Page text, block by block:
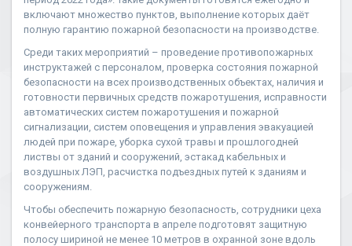
включают множество пунктов, выполнение которых даёт
полную гарантию пожарной безопасности на производстве.
Среди таких мероприятий – проведение противопожарных
инструктажей с персоналом, проверка состояния пожарной
безопасности на всех производственных объектах, наличия и
готовности первичных средств пожаротушения, исправности
автоматических систем пожаротушения и пожарной
сигнализации, систем оповещения и управления эвакуацией
людей при пожаре, уборка сухой травы и прошлогодней
листвы от зданий и сооружений, эстакад кабельных и
воздушных ЛЭП, расчистка подъездных путей к зданиям и
сооружениям.
Чтобы обеспечить пожарную безопасность, сотрудники цеха
конвейерного транспорта в апреле подготовят защитную
полосу шириной не менее 10 метров в охранной зоне вдоль